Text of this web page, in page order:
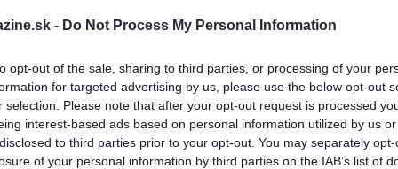
- Do Not Process My Personal Information
opt-out of the sale, sharing to third parties, or processing of your
for targeted advertising by us, please use the below opt-out
selection. Please note that after your opt-out request is processed
interest-based ads based on personal information utilized by us
to third parties prior to your opt-out. You may separately
of your personal information by third parties on the IAB’s list of
zdroj vo Vyhľadávaní Google!
Národného parkuVeľká Fatra. Táto malebná
prameňoch už v roku 1376. Jej výnimočnosť
ráz – bez moderných novostavieb či výrazných
typickými drevenicami postavenými na úzkych